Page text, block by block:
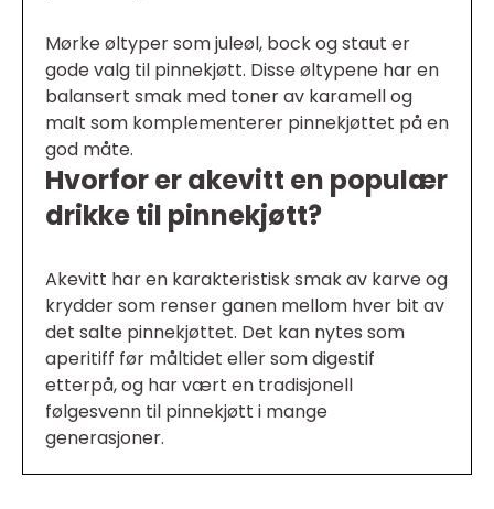
Mørke øltyper som juleøl, bock og staut er
gode valg til pinnekjøtt. Disse øltypene har en
balansert smak med toner av karamell og
malt som komplementerer pinnekjøttet på en
god måte.
Hvorfor er akevitt en populær
drikke til pinnekjøtt?
Akevitt har en karakteristisk smak av karve og
krydder som renser ganen mellom hver bit av
det salte pinnekjøttet. Det kan nytes som
aperitiff før måltidet eller som digestif
etterpå, og har vært en tradisjonell
følgesvenn til pinnekjøtt i mange
generasjoner.